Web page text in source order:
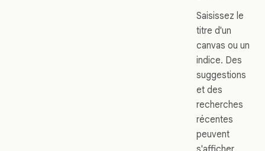
Saisissez le
titre d'un
canvas ou un
indice. Des
suggestions
et des
recherches
récentes
peuvent